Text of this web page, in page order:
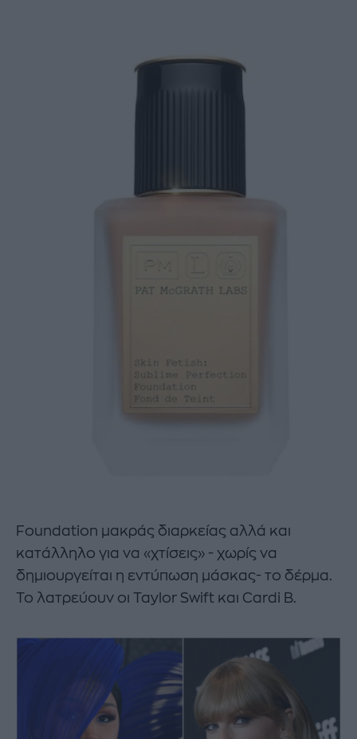
Foundation μακράς διαρκείας αλλά και
κατάλληλο για να «χτίσεις» - χωρίς να
δημιουργείται η εντύπωση μάσκας- το δέρμα.
Το λατρεύουν οι Taylor Swift και Cardi B.